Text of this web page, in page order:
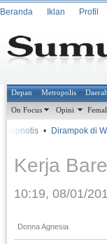
Beranda Iklan Profil
Depan Metropolis Daerah
On Focus Opini
• Dirampok di
Kerja
10:19, 08/01/
Donna Agnesia